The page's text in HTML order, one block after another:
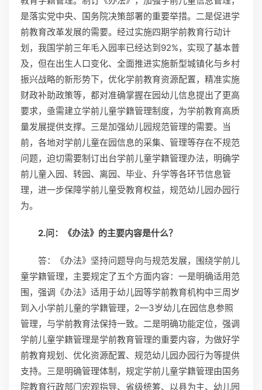
是落实党中央、国务院决策部署的重要举措。二是促进学
前教育改革发展的需要。经过实施四期学前教育行动计
划，我国学前三年毛入园率已经达到92%，实现了基本普
及，但在出生人口变化、全面推进实施新型城镇化与乡村
振兴战略的新形势下，优化学前教育资源配置，精准实施
财政补助政策等，都对准确掌握在园幼儿信息提出了更高
要求，亟需建立学前儿童学籍管理制度，为学前教育高质
量发展提供支撑。三是加强幼儿园规范管理的需要。当
前，各地对学前儿童在园信息的采集、管理等存在不规范
问题，迫切需要制订出台学前儿童学籍管理办法，明确学
前儿童入园、转园、离园、毕业、升学等各环节信息管
理，进一步保障学前儿童受教育权益，规范幼儿园办园行
为。
2.问：《办法》的主要内容是什么？
答：《办法》坚持问题导向与规范发展，围绕学前儿
童学籍管理，主要规定了五个方面内容：一是明确适用范
围，强调《办法》适用于幼儿园等学前教育机构中三周岁
到入小学前儿童的学籍管理，2—3岁幼儿在园信息参照
管理，与学前教育法保持一致。二是明确功能定位，强调
学前儿童学籍管理是学前教育管理的重要内容，为做好学
前教育规划、优化资源配置、规范幼儿园办园行为等提供
支持。三是明确管理体制，规定学前儿童学籍管理由国务
院教育行政部门宏观指导、省级统筹、以县为主、幼儿园